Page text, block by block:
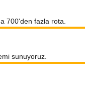
700'den fazla rota.
sunuyoruz.